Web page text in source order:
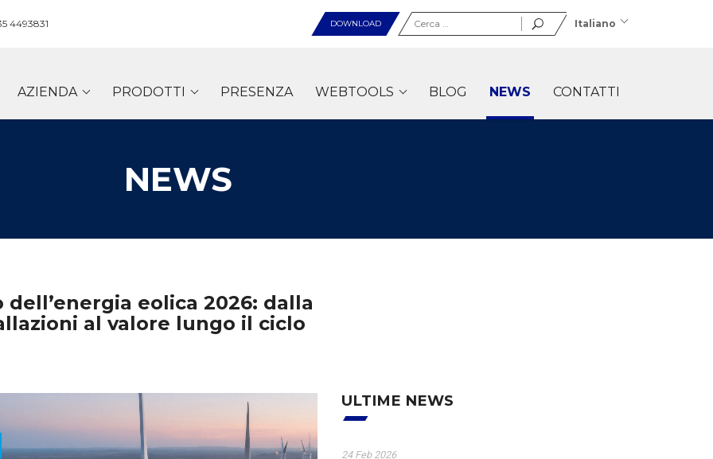
DOWNLOAD
4493831
Ricerca
per:
Italiano
AZIENDA PRODOTTI PRESENZA WEBTOOLS BLOG NEWS CONTATTI
NEWS
eolica 2026: dalla
al valore lungo il ciclo
ULTIME NEWS
24 Feb 2026